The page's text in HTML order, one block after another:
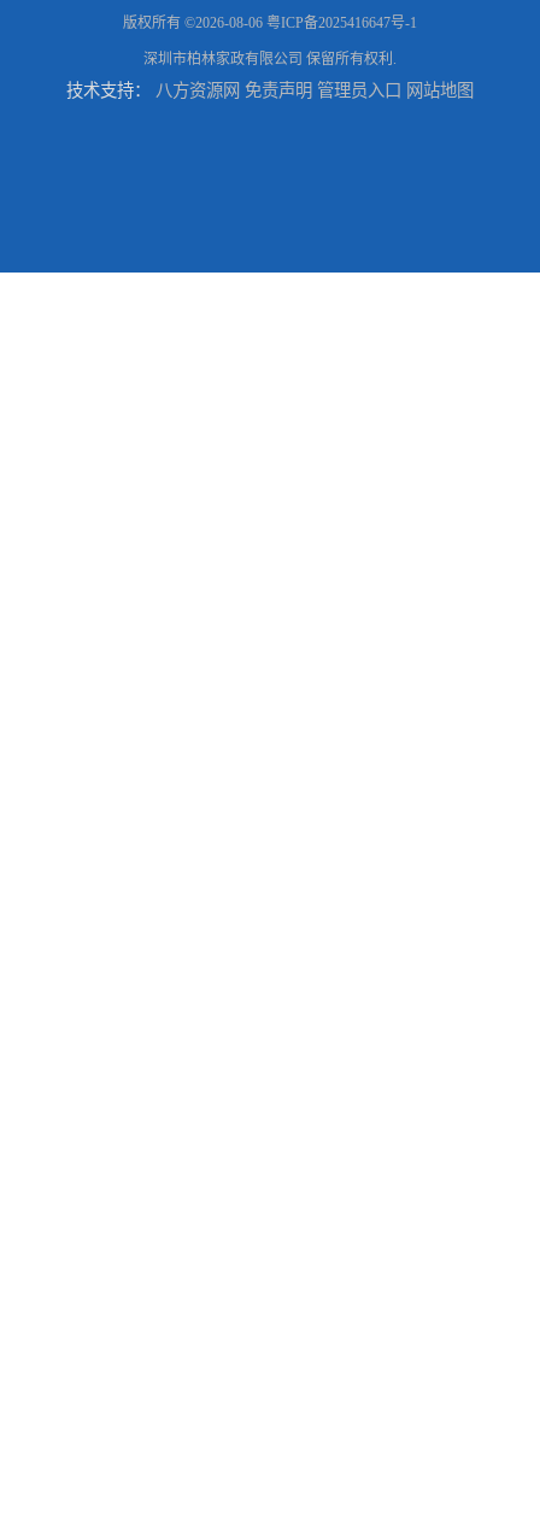
版权所有 ©2026-08-06 粤ICP备2025416647号-1
深圳市柏林家政有限公司 保留所有权利.
技术支持： 八方资源网 免责声明 管理员入口 网站地图